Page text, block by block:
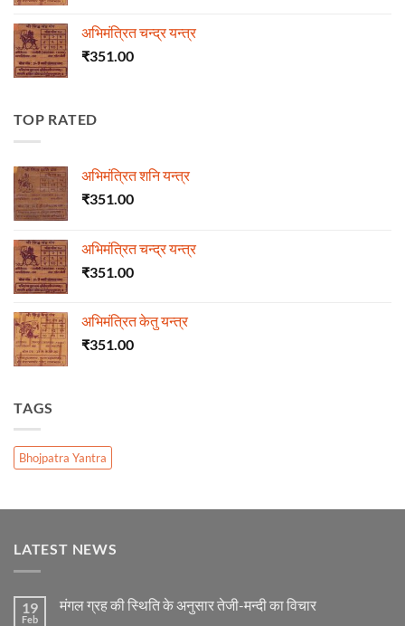
अभिमंत्रित चन्द्र यन्त्र
₹351.00
TOP RATED
अभिमंत्रित शनि यन्त्र
₹351.00
अभिमंत्रित चन्द्र यन्त्र
₹351.00
अभिमंत्रित केतु यन्त्र
₹351.00
TAGS
Bhojpatra Yantra
LATEST NEWS
19
Feb
मंगल ग्रह की स्थिति के अनुसार तेजी-मन्दी का विचार